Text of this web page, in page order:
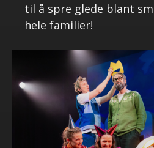
til å spre glede blant
hele familier!